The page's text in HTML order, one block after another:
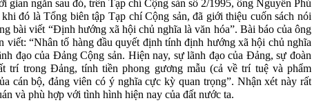
gian ngắn sau đó, trên Tạp chí Cộng sản số 2/1995, ông Nguyễn Phú
đó là Tổng biên tập Tạp chí Cộng sản, đã giới thiệu cuốn sách nói
bài viết “Định hướng xã hội chủ nghĩa là văn hóa”. Bài báo của ông
viết: “Nhân tố hàng đầu quyết định tính định hướng xã hội chủ nghĩa
đạo của Đảng Cộng sản. Hiện nay, sự lãnh đạo của Đảng, sự đoàn
trí trong Đảng, tính tiền phong gương mẫu (cả về trí tuệ và phẩm
cán bộ, đảng viên có ý nghĩa cực kỳ quan trọng”. Nhận xét này rất
và phù hợp với tình hình hiện nay của đất nước ta.